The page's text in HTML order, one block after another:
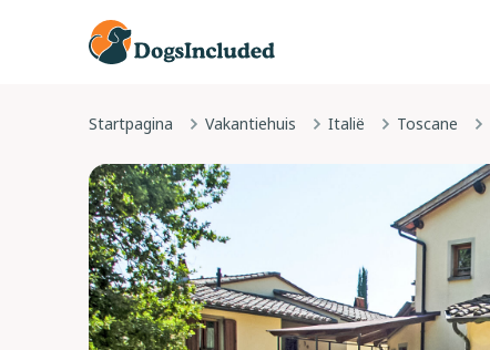
Startpagina Vakantiehuis Italië Toscane